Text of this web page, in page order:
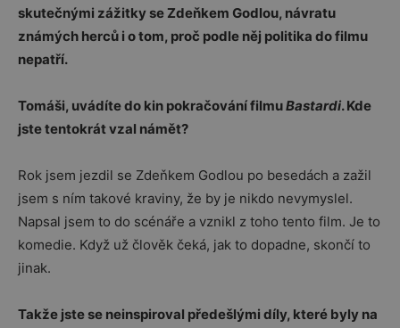
skutečnými zážitky se Zdeňkem Godlou, návratu
známých herců i o tom, proč podle něj politika do filmu
nepatří.
Tomáši, uvádíte do kin pokračování filmuBastardi. Kde
jste tentokrát vzal námět?
Rok jsem jezdil se Zdeňkem Godlou po besedách a zažil
jsem s ním takové kraviny, že by je nikdo nevymyslel.
Napsal jsem to do scénáře a vznikl z toho tento film. Je to
komedie. Když už člověk čeká, jak to dopadne, skončí to
jinak.
Takže jste se neinspiroval předešlými díly, které byly na